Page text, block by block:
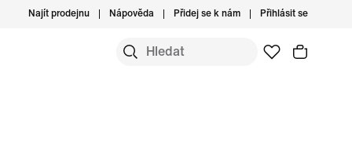
Najít prodejnu Nápověda Přidej se k nám Přihlásit se